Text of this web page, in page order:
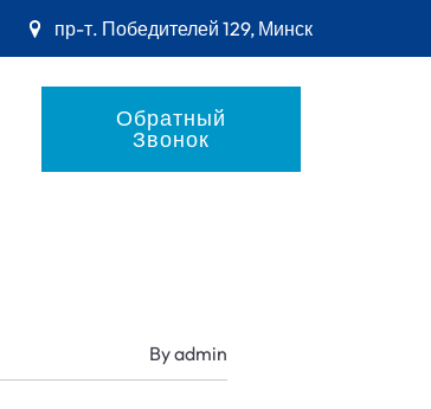
пр-т. Победителей 129, Минск
Обратный
Звонок
Byadmin